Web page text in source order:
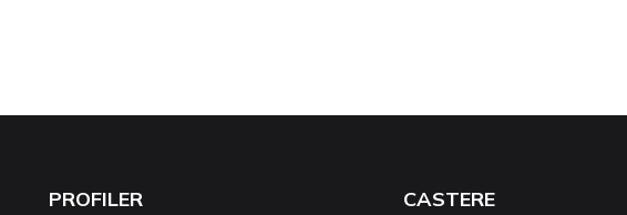
PROFILER CASTERE